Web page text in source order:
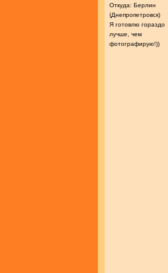
Откуда: Берлин
(Днепропетровск)
Я готовлю гораздо
лучше, чем
фотографирую!))